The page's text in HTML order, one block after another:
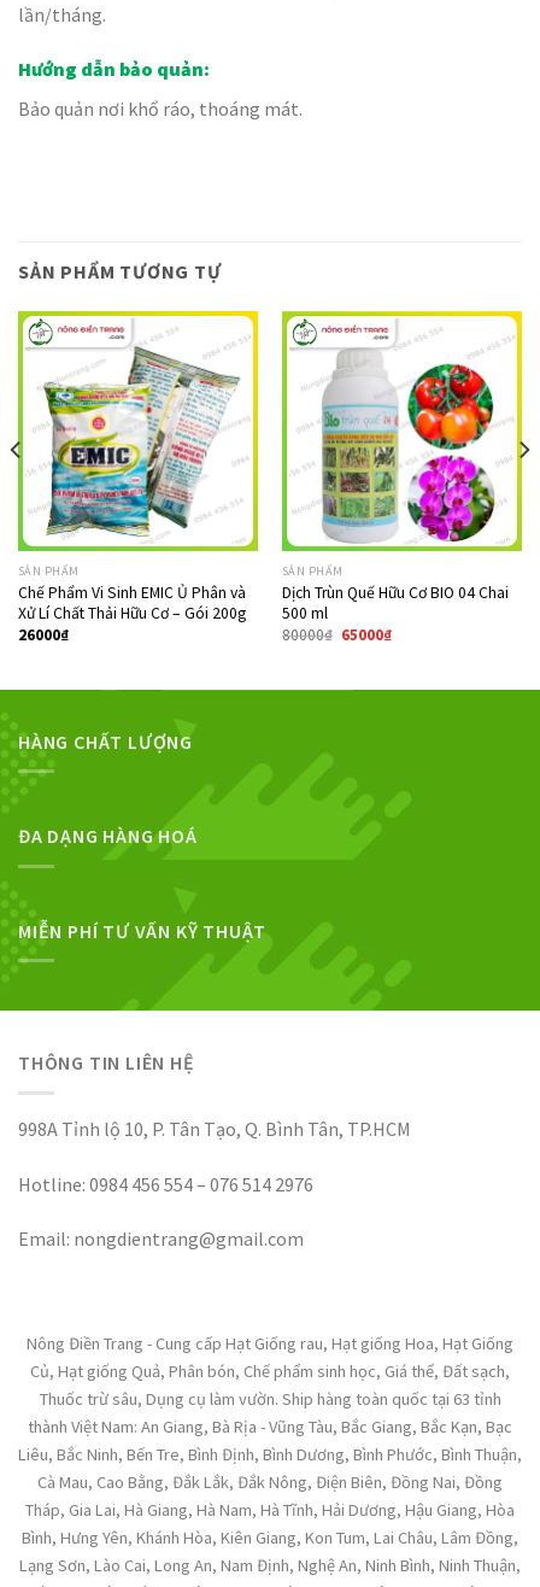
lần/tháng.
Hướng dẫn bảo quản:
Bảo quản nơi khổ ráo, thoáng mát.
SẢN PHẨM TƯƠNG TỰ
SẢN PHẨM
Chế Phẩm Vi Sinh EMIC Ủ Phân và
Xử Lí Chất Thải Hữu Cơ – Gói 200g
26000₫
Giảm giá!
SẢN PHẨM
Dịch Trùn Quế Hữu Cơ BIO 04 Chai
500 ml
80000₫ 65000₫
HÀNG CHẤT LƯỢNG
ĐA DẠNG HÀNG HOÁ
MIỄN PHÍ TƯ VẤN KỸ THUẬT
THÔNG TIN LIÊN HỆ
998A Tỉnh lộ 10, P. Tân Tạo, Q. Bình Tân, TP.HCM
Hotline: 0984 456 554 – 076 514 2976
Email: nongdientrang@gmail.com
Nông Điền Trang - Cung cấp Hạt Giống rau, Hạt giống Hoa, Hạt Giống
Củ, Hạt giống Quả, Phân bón, Chế phẩm sinh học, Giá thể, Đất sạch,
Thuốc trừ sâu, Dụng cụ làm vườn. Ship hàng toàn quốc tại 63 tỉnh
thành Việt Nam: An Giang, Bà Rịa - Vũng Tàu, Bắc Giang, Bắc Kạn, Bạc
Liêu, Bắc Ninh, Bến Tre, Bình Định, Bình Dương, Bình Phước, Bình Thuận,
Cà Mau, Cao Bằng, Đắk Lắk, Đắk Nông, Điện Biên, Đồng Nai, Đồng
Tháp, Gia Lai, Hà Giang, Hà Nam, Hà Tĩnh, Hải Dương, Hậu Giang, Hòa
Bình, Hưng Yên, Khánh Hòa, Kiên Giang, Kon Tum, Lai Châu, Lâm Đồng,
Lạng Sơn, Lào Cai, Long An, Nam Định, Nghệ An, Ninh Bình, Ninh Thuận,